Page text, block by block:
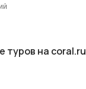
туров на coral.ru